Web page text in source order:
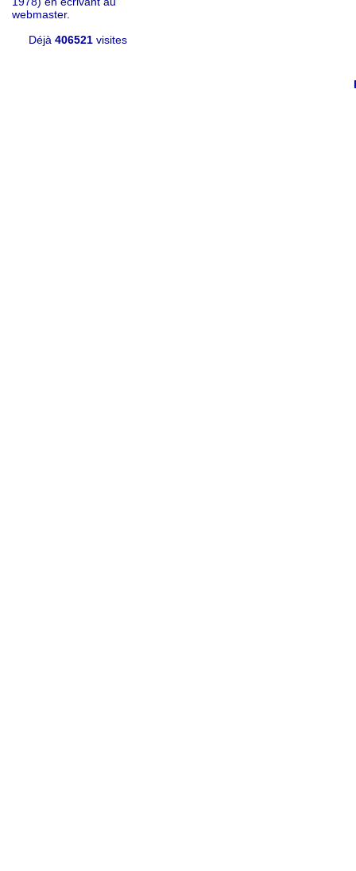
webmaster.
Déjà 406521 visites